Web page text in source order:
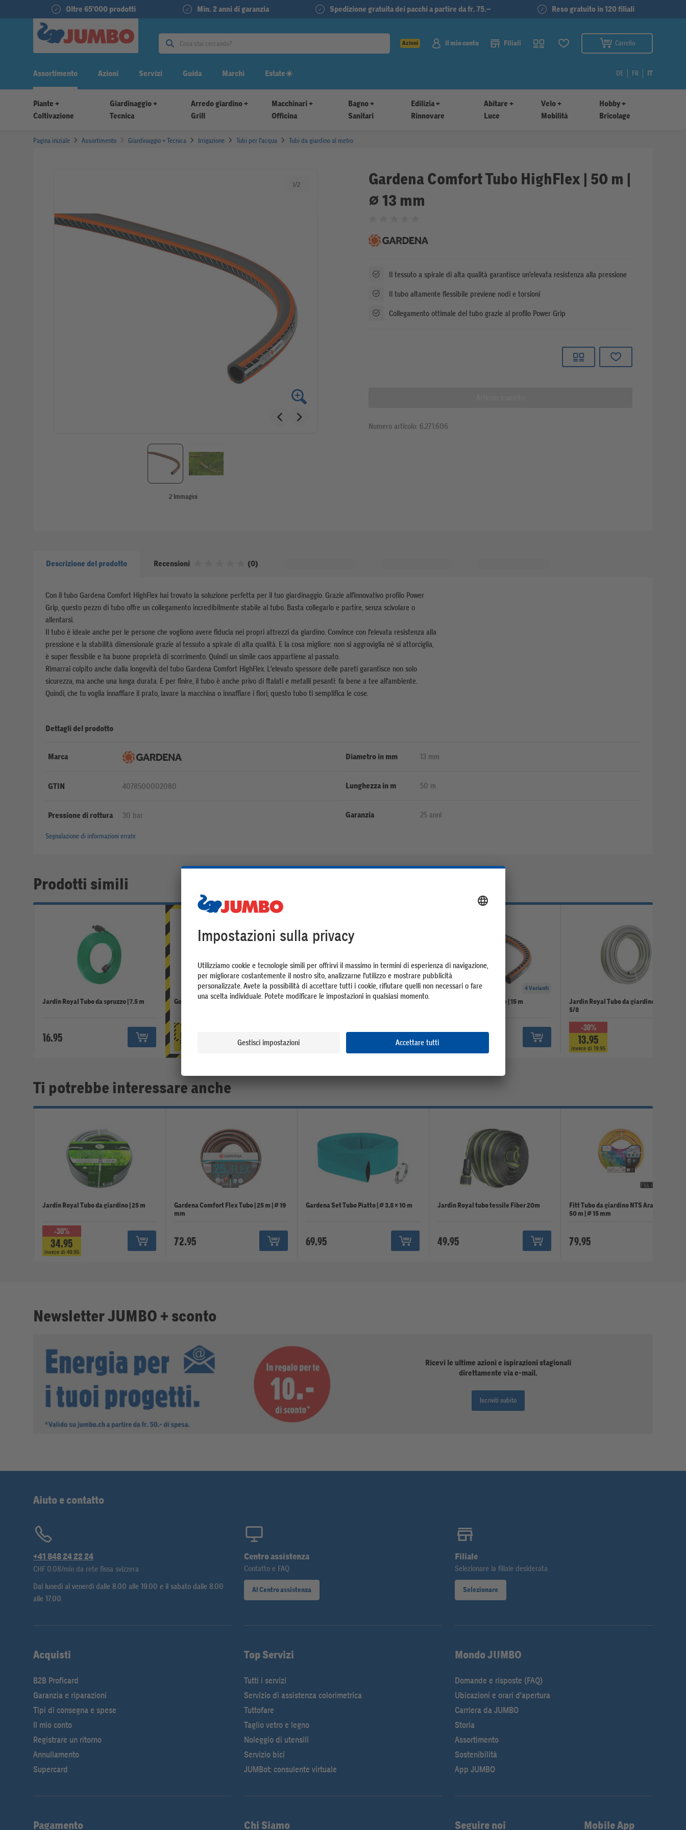
Oltre 65'000 prodotti Min. 2 anni di garanzia Spedizione gratuita dei pacchi a partire da fr. 75.– Reso gratuito in 120 filiali
Azioni Il mio conto Filiali Carrello
Assortimento
Piante +
Coltivazione
Giardinaggio +
Tecnica
Arredo giardino +
Grill
Macchinari +
Officina
Bagno +
Sanitari
Edilizia +
Rinnovare
Abitare +
Luce
Velo +
Mobilità
Hobby +
Bricolage
Azioni Servizi Guida Marchi Estate☀️ DE FR IT
Pagina iniziale Assortimento Giardinaggio + Tecnica Irrigazione Tubi per l'acqua Tubi da giardino al metro
1/2
2 Immagini
Gardena Comfort Tubo HighFlex | 50 m |
⌀ 13 mm
Il tessuto a spirale di alta qualità garantisce un'elevata resistenza alla pressione
Il tubo altamente flessibile previene nodi e torsioni
Collegamento ottimale del tubo grazie al profilo Power Grip
Numero articolo: 6.271.606
Descrizione del prodotto Recensioni Valutato 0 su 5 stelle
(0)
Con il tubo Gardena Comfort HighFlex hai trovato la soluzione perfetta per il tuo giardinaggio. Grazie all'innovativo profilo Power
Grip, questo pezzo di tubo offre un collegamento incredibilmente stabile al tubo. Basta collegarlo e partire, senza scivolare o
allentarsi.
Il tubo è ideale anche per le persone che vogliono avere fiducia nei propri attrezzi da giardino. Convince con l'elevata resistenza alla
pressione e la stabilità dimensionale grazie al tessuto a spirale di alta qualità. E la cosa migliore: non si aggroviglia né si attorciglia,
è super flessibile e ha buone proprietà di scorrimento. Quindi un simile caos appartiene al passato.
Rimarrai colpito anche dalla longevità del tubo Gardena Comfort HighFlex. L'elevato spessore delle pareti garantisce non solo
sicurezza, ma anche una lunga durata. E per finire, il tubo è anche privo di ftalati e metalli pesanti: fa bene a tee all'ambiente.
Quindi, che tu voglia innaffiare il prato, lavare la macchina o innaffiare i fiori, questo tubo ti semplifica le cose.
Dettagli del prodotto
Marca
GTIN 4078500002080
Pressione di rottura 30 bar
Diametro in mm 13 mm
Lunghezza in m 50 m
Garanzia 25 anni
Segnalazione di informazioni errate
Prodotti simili
Jardin Royal Tubo da spruzzo | 7.5 m
16.95
Go On Tubo da giardino | 20 m
BEST
PRICE
14.95
Jardin Royal Tubo da giardino | 50 m |
4 Varianti
Gardena Tubo Flessibile | 15 m
34.95
Jardin Royal Tubo da giardino | 15 m |
5/8
-30%
13.95
invece di 19.95
Ti potrebbe interessare anche
Jardin Royal Tubo da giardino | 25 m
-30%
34.95
invece di 49.95
Gardena Comfort Flex Tubo | 25 m | ⌀ 19
mm
72.95
Gardena Set Tubo Piatto | ⌀ 3.8 × 10 m
69.95
Jardin Royal tubo tessile Fiber 20m
49.95
Fitt Tubo da giardino NTS Arancione |
50 m | ⌀ 15 mm
79.95
Newsletter JUMBO + sconto
Ricevi le ultime azioni e ispirazioni stagionali
direttamente via e-mail.
Iscriviti subito
Aiuto e contatto
+41 848 24 22 24
CHF 0.08/min da rete fissa svizzera
Dal lunedì al venerdì dalle 8.00 alle 19.00 e il sabato dalle 8.00
alle 17.00.
Centro assistenza
Contatto e FAQ
Al Centro assistenza
Filiale
Selezionare la filiale desiderata
Selezionare
Acquisti
B2B Proficard
Garanzia e riparazioni
Tipi di consegna e spese
Il mio conto
Registrare un ritorno
Annullamento
Supercard
Top Servizi
Tutti i servizi
Servizio di assistenza colorimetrica
Tuttofare
Taglio vetro e legno
Noleggio di utensili
Servizio bici
JUMBot: consulente virtuale
Mondo JUMBO
Domande e risposte (FAQ)
Ubicazioni e orari d'apertura
Carriera da JUMBO
Storia
Assortimento
Sostenibilità
App JUMBO
Pagamento Chi Siamo Seguire noi Mobile App